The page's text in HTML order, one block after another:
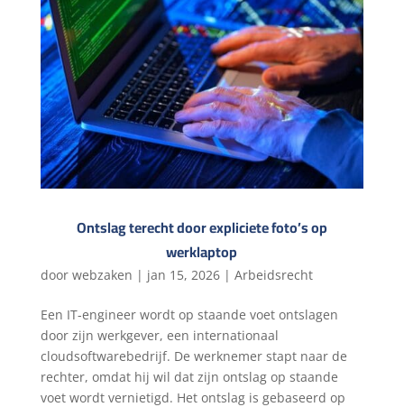
Ontslag terecht door expliciete foto’s op
werklaptop
door webzaken | jan 15, 2026| Arbeidsrecht
Een IT-engineer wordt op staande voet ontslagen
door zijn werkgever, een internationaal
cloudsoftwarebedrijf. De werknemer stapt naar de
rechter, omdat hij wil dat zijn ontslag op staande
voet wordt vernietigd. Het ontslag is gebaseerd op